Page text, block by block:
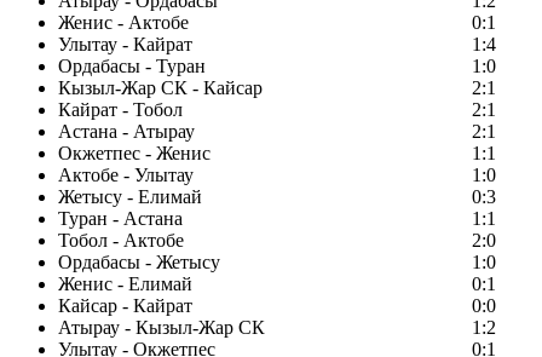
Женис - Актобе
0:1
Улытау - Кайрат
1:4
Ордабасы - Туран
1:0
Кызыл-Жар СК - Кайсар
2:1
Кайрат - Тобол
2:1
Астана - Атырау
2:1
Окжетпес - Женис
1:1
Актобе - Улытау
1:0
Жетысу - Елимай
0:3
Туран - Астана
1:1
Тобол - Актобе
2:0
Ордабасы - Жетысу
1:0
Женис - Елимай
0:1
Кайсар - Кайрат
0:0
Атырау - Кызыл-Жар СК
1:2
Улытау - Окжетпес
0:1